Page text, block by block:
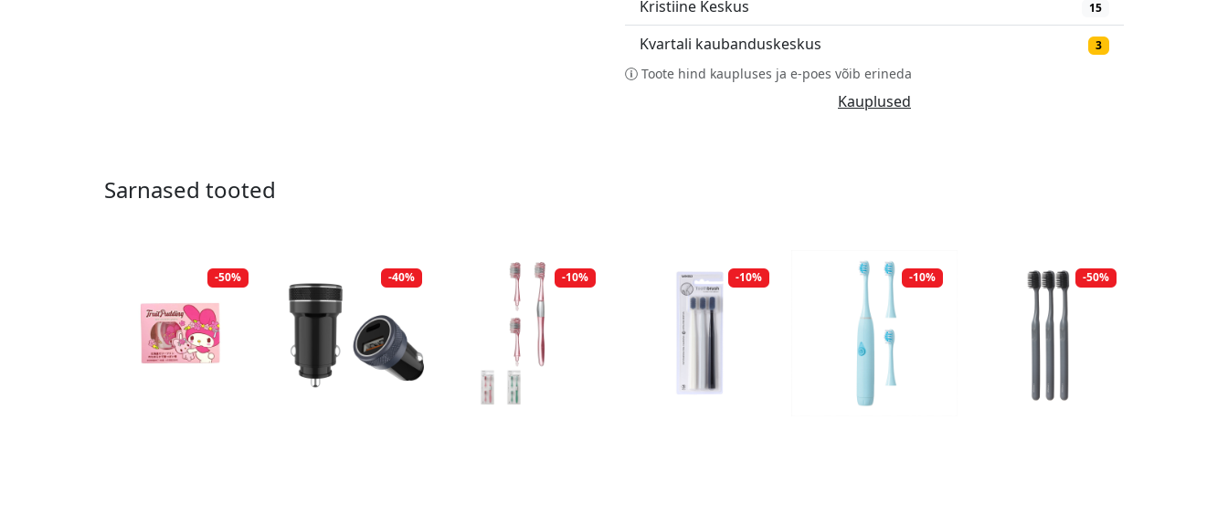
Kristiine Keskus 15
Kvartali kaubanduskeskus 3
Toote hind kaupluses ja e-poes võib erineda
Kauplused
Sarnased tooted
-50% -40% -10% -10% -10% -50%